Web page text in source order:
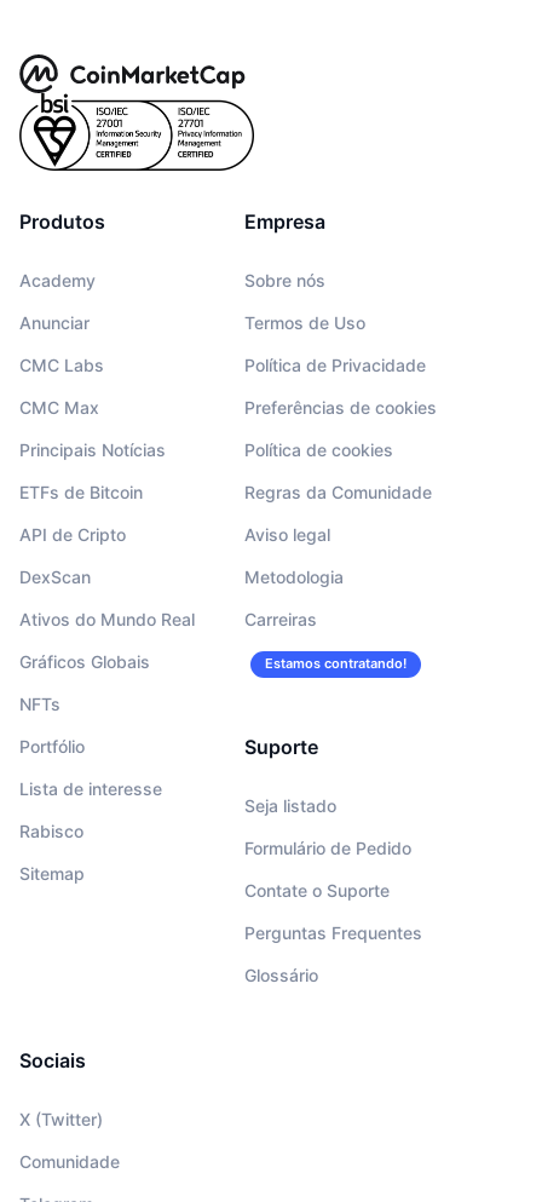
Produtos
Academy
Anunciar
CMC Labs
CMC Max
Principais Notícias
ETFs de Bitcoin
API de Cripto
DexScan
Ativos do Mundo Real
Gráficos Globais
NFTs
Portfólio
Lista de interesse
Rabisco
Sitemap
Empresa
Sobre nós
Termos de Uso
Política de Privacidade
Preferências de cookies
Política de cookies
Regras da Comunidade
Aviso legal
Metodologia
Carreiras
Estamos contratando!
Suporte
Seja listado
Formulário de Pedido
Contate o Suporte
Perguntas Frequentes
Glossário
Sociais
X (Twitter)
Comunidade